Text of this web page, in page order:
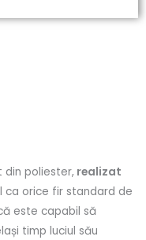
din poliester, realizat
ca orice fir standard de
este capabil să
timp luciul său